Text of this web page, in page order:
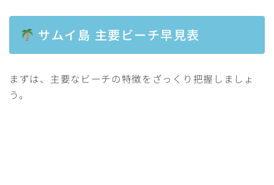
サムイ島 主要ビーチ早見表
まずは、主要なビーチの特徴をざっくり把握しましょ
う。